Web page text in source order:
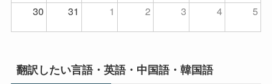
30
31 1 2 3 4 5
翻訳したい言語・英語・中国語・韓国語